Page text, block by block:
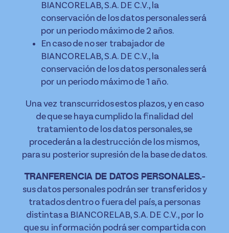
BIANCORELAB, S.A. DE C.V., la
conservación de los datos personales será
por un periodo máximo de 2 años.
En caso de no ser trabajador de
BIANCORELAB, S.A. DE C.V., la
conservación de los datos personales será
por un periodo máximo de 1 año.
Una vez transcurridos estos plazos, y en caso
de que se haya cumplido la finalidad del
tratamiento de los datos personales, se
procederán a la destrucción de los mismos,
para su posterior supresión de la base de datos.
TRANFERENCIA DE DATOS PERSONALES.-
sus datos personales podrán ser transferidos y
tratados dentro o fuera del país, a personas
distintas a BIANCORELAB, S.A. DE C.V., por lo
que su información podrá ser compartida con